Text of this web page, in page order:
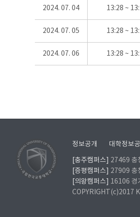
2024. 07. 04 13:28 ~
2024. 07. 05 13:28 ~
2024. 07. 06 13:28 ~
정보공개 대학정보
[충주캠퍼스]
27469 충
[증평캠퍼스]
27909 충
[의왕캠퍼스]
16106 경
COPYRIGHT(c)2017